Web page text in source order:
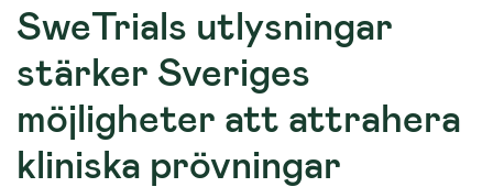
SweTrials utlysningar
stärker Sveriges
möjligheter att attrahera
kliniska prövningar